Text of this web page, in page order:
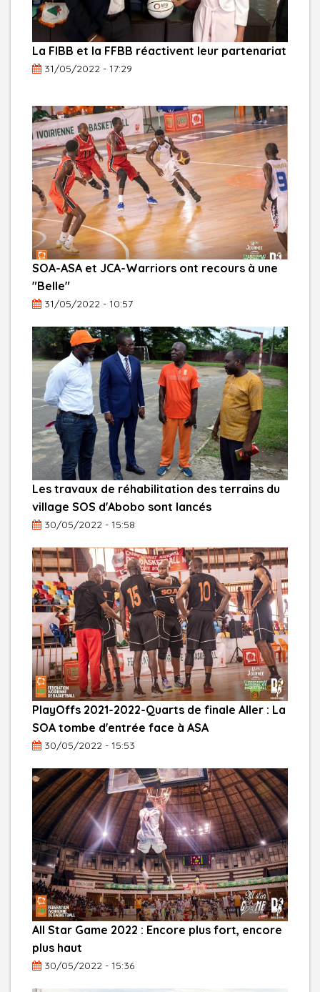
La FIBB et la FFBB réactivent leur partenariat
31/05/2022 - 17:29
SOA-ASA et JCA-Warriors ont recours à une
"Belle"
31/05/2022 - 10:57
Les travaux de réhabilitation des terrains du
village SOS d'Abobo sont lancés
30/05/2022 - 15:58
PlayOffs 2021-2022-Quarts de finale Aller : La
SOA tombe d'entrée face à ASA
30/05/2022 - 15:53
All Star Game 2022 : Encore plus fort, encore
plus haut
30/05/2022 - 15:36